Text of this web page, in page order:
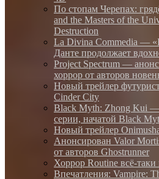
По стопам Черепах:
and the Masters of the
Destruction
La Divina Commedia —
Данте продолжает
Project Spectrum —
хоррор от авторов
Новый трейлер
Cinder City
Black Myth: Zhong Kui
серии, начатой Black
Новый трейлер
Анонсирован Valor
от авторов Ghostrunner
Хоррор Routine всё-таки
Впечатления: Vampire: